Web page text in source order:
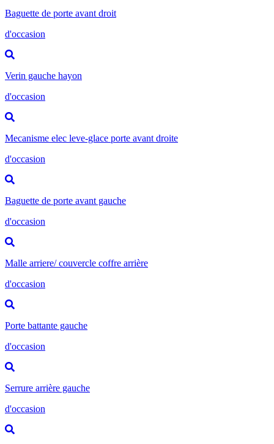
Baguette de porte avant droit
d'occasion
Verin gauche hayon
d'occasion
Mecanisme elec leve-glace porte avant droite
d'occasion
Baguette de porte avant gauche
d'occasion
Malle arriere/ couvercle coffre arrière
d'occasion
Porte battante gauche
d'occasion
Serrure arrière gauche
d'occasion